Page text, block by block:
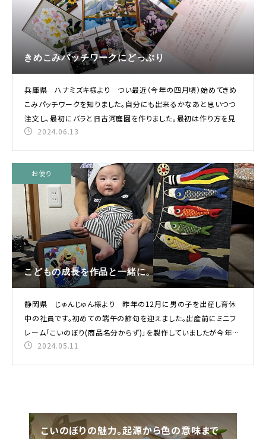
初めての方へ
ショッピングガイド
よくあるご質問
カタログ請求
お問い合わせ
法人の方へ
実店舗案内
きめこみパッチワークにどっぷり
兵庫県 ハナミズキ様より つい最近（今年の四月頃）始めてきめ
こみパッチワークを知りました。自分にも出来るかなあと思いつつ
注文し、最初にバラと旧古河庭園を作りました。最初は作り方を見
2024.06.13
お便り
こどもの成長を作品と一緒に。
静岡県 じゅんじゅん様より 昨年の12月に男の子を出産し育休
中の社員です。初めての端午の節句を迎えました。出産前にミニフ
レーム「こいのぼり(商品名分からず)」を製作していましたが今年の
新製2024.05.11
こいのぼりの魅力。起源から色の意味まで